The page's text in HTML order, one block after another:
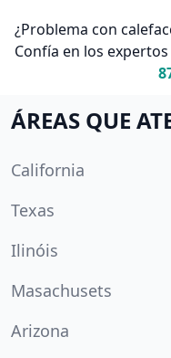
¿Problema con
Confía en los
ÁREAS QUE
California
Texas
Ilinóis
Masachusets
Arizona